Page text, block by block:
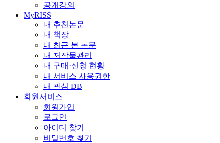
공개강의
MyRISS
내 추천논문
내 책장
내 최근 본 논문
내 저작물관리
내 구매·신청 현황
내 서비스 사용권한
내 관심 DB
회원서비스
회원가입
로그인
아이디 찾기
비밀번호 찾기